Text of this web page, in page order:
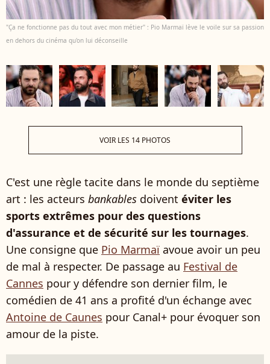
"Ça ne fonctionne pas du tout avec mon métier" : Pio Marmaï lève le voile sur sa passion
en dehors du cinéma qu'on lui déconseille
VOIR LES 14 PHOTOS
C'est une règle tacite dans le monde du septième
art : les acteurs bankables doivent éviter les
sports extrêmes pour des questions
d'assurance et de sécurité sur les tournages.
Une consigne que Pio Marmaï avoue avoir un peu
de mal à respecter. De passage au Festival de
Cannes pour y défendre son dernier film, le
comédien de 41 ans a profité d'un échange avec
Antoine de Caunes pour Canal+ pour évoquer son
amour de la piste.